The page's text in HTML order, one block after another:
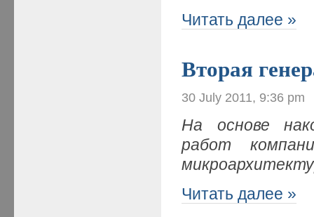
Читать далее »
Вторая
30 July 2011, 9:36 pm
На основе
работ
Читать далее »